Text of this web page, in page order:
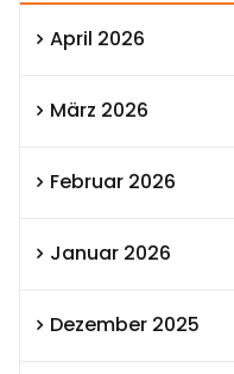
April 2026
März 2026
Februar 2026
Januar 2026
Dezember 2025